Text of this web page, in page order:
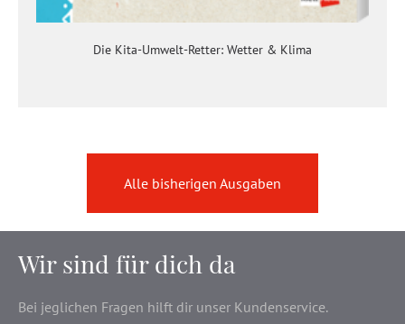
Die Kita-Umwelt-Retter: Wetter & Klima
Alle bisherigen Ausgaben
Wir sind für dich da
Bei jeglichen Fragen hilft dir unser Kundenservice.